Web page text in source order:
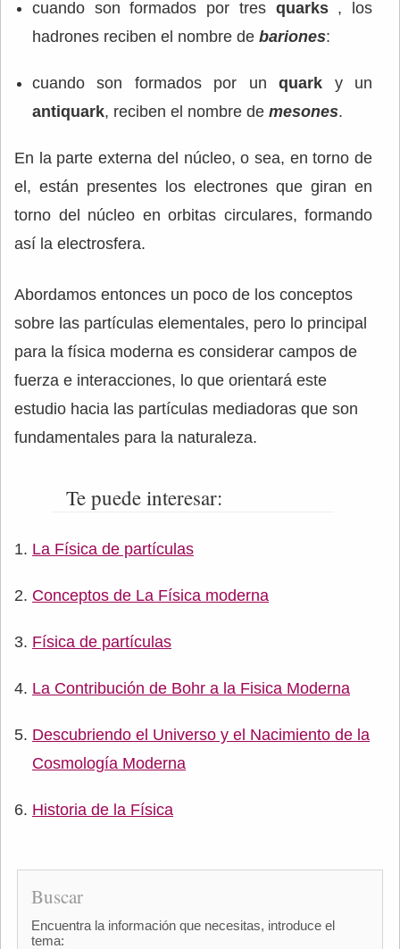
cuando son formados por tres quarks , los
hadrones reciben el nombre de bariones:
cuando son formados por unquark y un
antiquark, reciben el nombre de mesones.
En la parte externa del núcleo, o sea, en torno de
el, están presentes los electrones que giran en
torno del núcleo en orbitas circulares, formando
así la electrosfera.
Abordamos entonces un poco de los conceptos
sobre las partículas elementales, pero lo principal
para la física moderna es considerar campos de
fuerza e interacciones, lo que orientará este
estudio hacia las partículas mediadoras que son
fundamentales para la naturaleza.
Te puede interesar:
La Física de partículas
Conceptos de La Física moderna
Física de partículas
La Contribución de Bohr a la Fisica Moderna
Descubriendo el Universo y el Nacimiento de la
Cosmología Moderna
Historia de la Física
Buscar
Encuentra la información que necesitas, introduce el
tema: